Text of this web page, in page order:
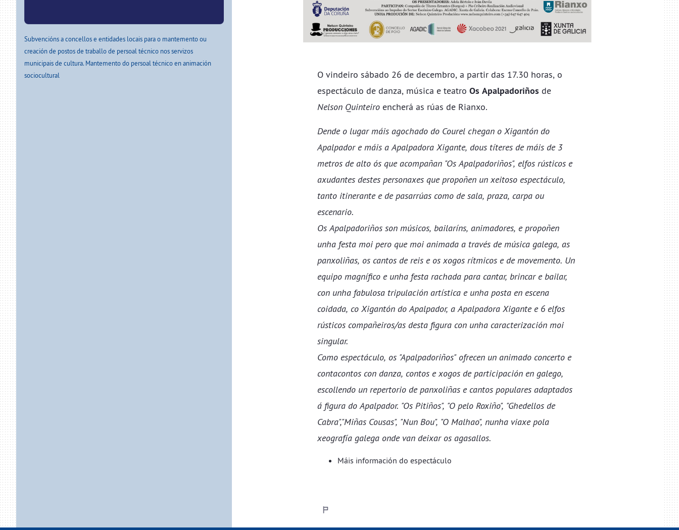
Subvencións a concellos e entidades locais para o mantemento ou
creación de postos de traballo de persoal técnico nos servizos
municipais de cultura. Mantemento do persoal técnico en animación
sociocultural
O vindeiro sábado 26 de decembro, a partir das 17.30 horas, o
espectáculo de danza, música e teatro Os Apalpadoriños de
Nelson Quinteiroencherá as rúas de Rianxo.
Dende o lugar máis agochado do Courel chegan o Xigantón do
Apalpador e máis a Apalpadora Xigante, dous títeres de máis de 3
metros de alto ós que acompañan "Os Apalpadoriños", elfos rústicos e
axudantes destes personaxes que propoñen un xeitoso espectáculo,
tanto itinerante e de pasarrúas como de sala, praza, carpa ou
escenario.
Os Apalpadoriños son músicos, bailaríns, animadores, e propoñen
unha festa moi pero que moi animada a través de música galega, as
panxoliñas, os cantos de reis e os xogos rítmicos e de movemento. Un
equipo magnífico e unha festa rachada para cantar, brincar e bailar,
con unha fabulosa tripulación artística e unha posta en escena
coidada, co Xigantón do Apalpador, a Apalpadora Xigante e 6 elfos
rústicos compañeiros/as desta figura con unha caracterización moi
singular.
Como espectáculo, os "Apalpadoriños" ofrecen un animado concerto e
contacontos con danza, contos e xogos de participación en galego,
escollendo un repertorio de panxoliñas e cantos populares adaptados
á figura do Apalpador. "Os Pitiños", "O pelo Roxiño", "Ghedellos de
Cabra","Miñas Cousas", "Nun Bou", "O Malhao", nunha viaxe pola
xeografía galega onde van deixar os agasallos.
Máis información do espectáculo